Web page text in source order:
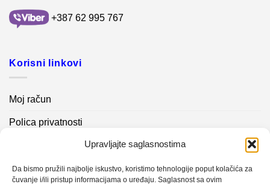
Upravljajte saglasnostima
Da bismo pružili najbolje iskustvo, koristimo tehnologije poput kolačića za
čuvanje i/ili pristup informacijama o uređaju. Saglasnost sa ovim
+387 62 995 767
Korisni linkovi
Moj račun
Polica privatnosti
Kontakt info